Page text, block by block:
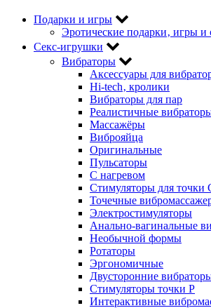
Подарки и игры
Эротические подарки‚ игры и
Секс-игрушки
Вибраторы
Аксессуары для
Hi-tech‚ кролики
Вибраторы для пар
Реалистичные
Массажёры
Виброяйца
Оригинальные
Пульсаторы
С нагревом
Стимуляторы для точки
Точечные
Электростимуляторы
Анально-вагинальные
Необычной формы
Ротаторы
Эргономичные
Двусторонние
Стимуляторы точки P
Интерактивные